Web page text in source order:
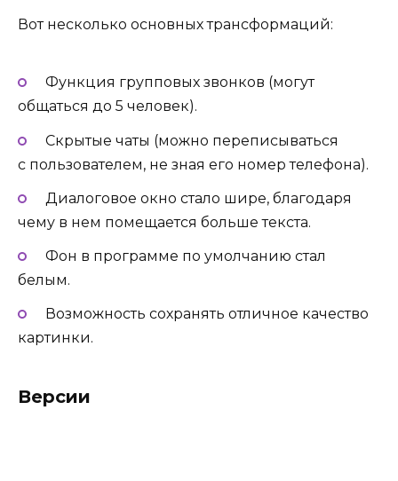
Вот несколько основных трансформаций:
Функция групповых звонков (могут
общаться до 5 человек).
Скрытые чаты (можно переписываться
с пользователем, не зная его номер телефона).
Диалоговое окно стало шире, благодаря
чему в нем помещается больше текста.
Фон в программе по умолчанию стал
белым.
Возможность сохранять отличное качество
картинки.
Версии